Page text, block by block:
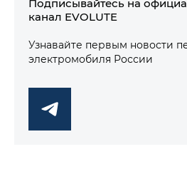
канал EVOLUTE
Узнавайте первым новости
электромобиля России